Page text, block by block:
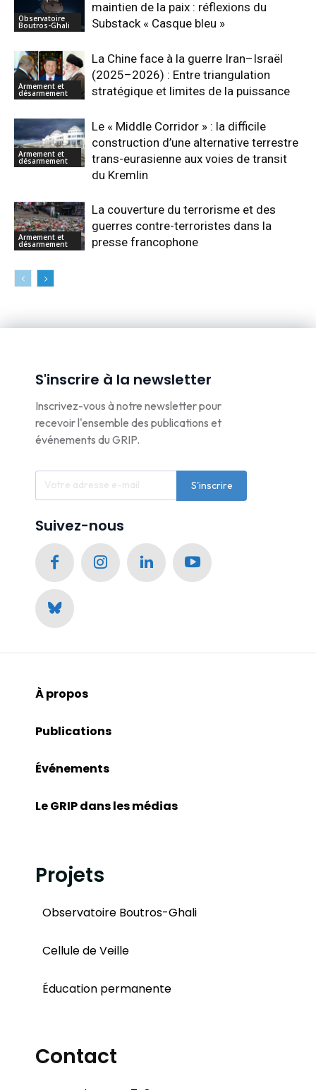
Observatoire
Boutros-Ghali
maintien de la paix : réflexions du
Substack « Casque bleu »
Armement et
désarmement
La Chine face à la guerre Iran–Israël
(2025–2026) : Entre triangulation
stratégique et limites de la puissance
Armement et
désarmement
Le « Middle Corridor » : la difficile
construction d’une alternative terrestre
trans-eurasienne aux voies de transit
du Kremlin
Armement et
désarmement
La couverture du terrorisme et des
guerres contre-terroristes dans la
presse francophone
S'inscrire à la newsletter
Inscrivez-vous à notre newsletter pour
recevoir l'ensemble des publications et
événements du GRIP.
S'inscrire
Suivez-nous
À propos
Publications
Événements
Le GRIP dans les médias
Projets
Observatoire Boutros-Ghali
Cellule de Veille
Éducation permanente
Contact